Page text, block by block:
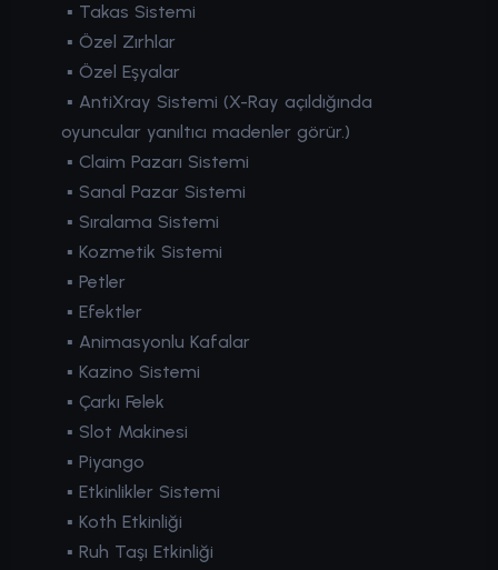
▪ Takas Sistemi
▪ Özel Zırhlar
▪ Özel Eşyalar
▪ AntiXray Sistemi (X-Ray açıldığında
oyuncular yanıltıcı madenler görür.)
▪ Claim Pazarı Sistemi
▪ Sanal Pazar Sistemi
▪ Sıralama Sistemi
▪ Kozmetik Sistemi
▪ Petler
▪ Efektler
▪ Animasyonlu Kafalar
▪ Kazino Sistemi
▪ Çarkı Felek
▪ Slot Makinesi
▪ Piyango
▪ Etkinlikler Sistemi
▪ Koth Etkinliği
▪ Ruh Taşı Etkinliği